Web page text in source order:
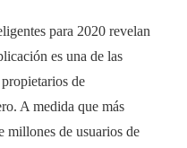
para 2020 revelan
es una de las
de
A medida que más
millones de usuarios de